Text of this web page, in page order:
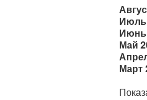
Июль
Июнь
Май
Март